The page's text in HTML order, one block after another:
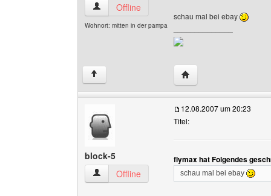
flymax Benutzer-Profile anzeigen
Offline
Wohnort: mitten in der pampa
schau mal bei ebay
↑ Website dieses
block-5
block-5 Benutzer-Profile anzeigen
Offline
12.08.2007 um 20:23
Titel:
flymax hat Folgendes
schau mal bei ebay